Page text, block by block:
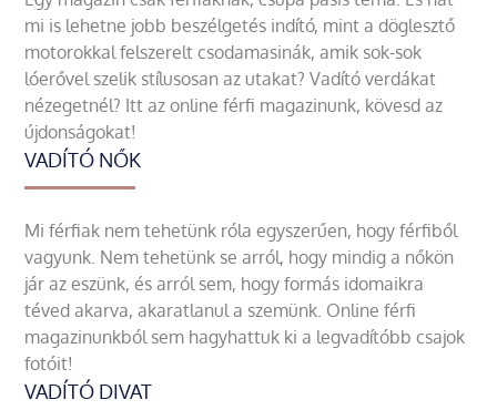
mi is lehetne jobb beszélgetés indító, mint a döglesztő
motorokkal felszerelt csodamasinák, amik sok-sok
lóerővel szelik stílusosan az utakat? Vadító verdákat
nézegetnél? Itt az online férfi magazinunk, kövesd az
újdonságokat!
VADÍTÓ NŐK
Mi férfiak nem tehetünk róla egyszerűen, hogy férfiből
vagyunk. Nem tehetünk se arról, hogy mindig a nőkön
jár az eszünk, és arról sem, hogy formás idomaikra
téved akarva, akaratlanul a szemünk. Online férfi
magazinunkból sem hagyhattuk ki a legvadítóbb csajok
fotóit!
VADÍTÓ DIVAT